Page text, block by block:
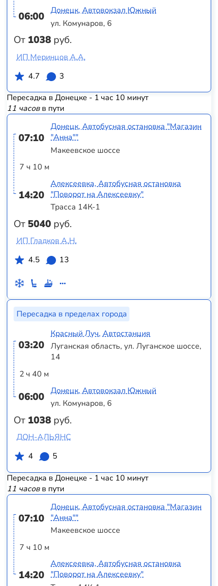
06:00
От 1038 руб.
Донецк, Автовокзал Южный
ул. Комунаров, 6
ИП Меринцов А.А.
4.7
3
Пересадка в Донецке - 1 час 10 минут
11 часовв пути
07:10
7 ч 10 м
14:20
От 5040 руб.
Донецк, Автобусная остановка "Магазин
"Анна""
Макеевское шоссе
Алексеевка, Автобусная остановка
"Поворот на Алексеевку"
Трасса 14К-1
ИП Гладков А.Н.
4.5
13
Пересадка в пределах города
03:20
2 ч 40 м
06:00
От 1038 руб.
Красный Луч, Автостанция
Луганская область, ул. Луганское шоссе,
14
Донецк, Автовокзал Южный
ул. Комунаров, 6
ДОН-АЛЬЯНС
4
5
Пересадка в Донецке - 1 час 10 минут
11 часовв пути
07:10
7 ч 10 м
14:20
Донецк, Автобусная остановка "Магазин
"Анна""
Макеевское шоссе
Алексеевка, Автобусная остановка
"Поворот на Алексеевку"